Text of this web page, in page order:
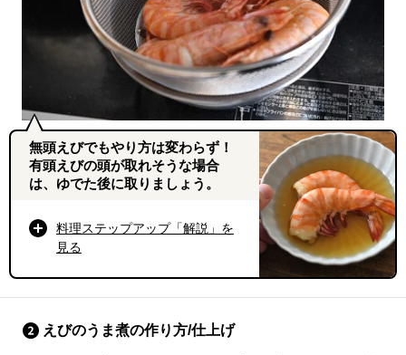
無頭えびでもやり方は変わらず！
有頭えびの頭が取れそうな場合
は、ゆでた後に取りましょう。
料理ステップアップ「解説」を
見る
えびのうま煮の作り方/仕上げ